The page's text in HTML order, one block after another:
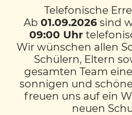
Lächeln ins Gesicht
Telefonische
Ab 01.09.2026sind
09:00 Uhr
Wir wünschen allen
Schülern, Eltern
gesamten Team
sonnigen und
freuen uns auf ein
neuen